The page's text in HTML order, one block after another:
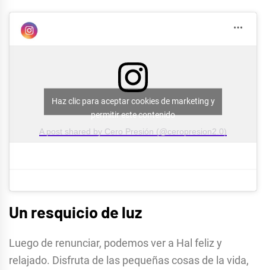
A post shared by Cero Presión (@ceropresion2.0)
Haz clic para aceptar cookies de marketing y
permitir este contenido
Un resquicio de luz
Luego de renunciar, podemos ver a Hal feliz y
relajado. Disfruta de las pequeñas cosas de la vida,